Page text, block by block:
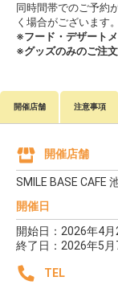
同時間帯でのご予約
く場合がございます。
※フード・デザート
※グッズのみのご注
開催店舗 注意事項
開催店舗
SMILE BASE CAFE
開催日
開始日：2026年4
終了日：2026年5月
TEL